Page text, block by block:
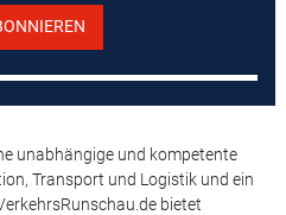
unabhängige und kompetente
Transport und Logistik und ein
bietet